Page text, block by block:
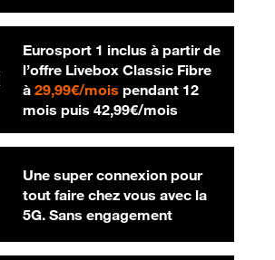
Eurosport 1 inclus à partir de
l’offre Livebox Classic Fibre
à 29,99€/mois29,99 € par mois
pendant 12
mois puis 42,99€/mois42,99 € par
Une super connexion pour
tout faire chez vous avec la
5G. Sans engagement